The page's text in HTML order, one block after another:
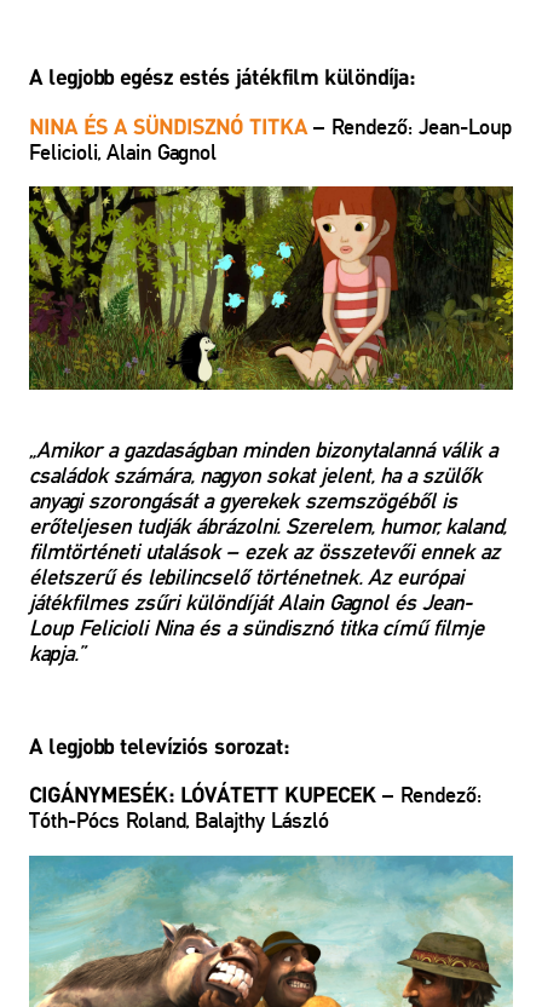
A legjobb egész estés játékfilm különdíja:
NINA ÉS A SÜNDISZNÓ TITKA – Rendező: Jean-Loup
Felicioli, Alain Gagnol
„Amikor a gazdaságban minden bizonytalanná válik a
családok számára, nagyon sokat jelent, ha a szülők
anyagi szorongását a gyerekek szemszögéből is
erőteljesen tudják ábrázolni. Szerelem, humor, kaland,
filmtörténeti utalások – ezek az összetevői ennek az
életszerű és lebilincselő történetnek. Az európai
játékfilmes zsűri különdíját Alain Gagnol és Jean-
Loup Felicioli Nina és a sündisznó titka című filmje
kapja.”
A legjobb televíziós sorozat:
CIGÁNYMESÉK: LÓVÁTETT KUPECEK – Rendező:
Tóth-Pócs Roland, Balajthy László